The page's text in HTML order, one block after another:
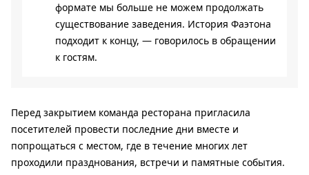
формате мы больше не можем продолжать
существование заведения. История Фаэтона
подходит к концу, — говорилось в обращении
к гостям.
Перед закрытием команда ресторана пригласила
посетителей провести последние дни вместе и
попрощаться с местом, где в течение многих лет
проходили празднования, встречи и памятные события.